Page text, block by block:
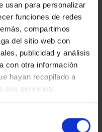
usan para personalizar
funciones de redes
compartimos
del sitio web con
publicidad y análisis
con otra información
hayan recopilado a
sus servicios.